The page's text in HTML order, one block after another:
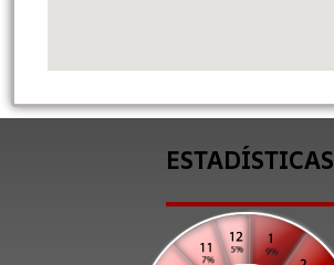
ESTADÍSTICAS